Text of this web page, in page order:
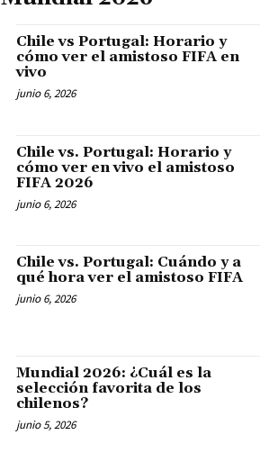
Chile vs Portugal: Horario y
cómo ver el amistoso FIFA en
vivo
junio 6, 2026
Chile vs. Portugal: Horario y
cómo ver en vivo el amistoso
FIFA 2026
junio 6, 2026
Chile vs. Portugal: Cuándo y a
qué hora ver el amistoso FIFA
junio 6, 2026
Mundial 2026: ¿Cuál es la
selección favorita de los
chilenos?
junio 5, 2026